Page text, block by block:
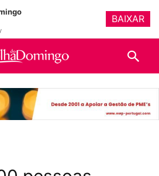
BAIXAR